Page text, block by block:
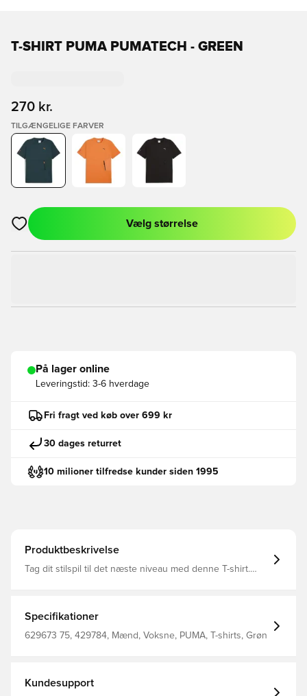
T-SHIRT PUMA PUMATECH - GREEN
270 kr.
TILGÆNGELIGE FARVER
Åbner en Modal til at logge ind eller tilmelde dig som medlem
Vælg størrelse
På lager online
Leveringstid: 3-6 hverdage
Fri fragt ved køb over 699 kr
30 dages returret
10 milioner tilfredse kunder siden 1995
Produktbeskrivelse
Tag dit stilspil til det næste niveau med denne T-shirt.
Mærk energien og kraften gennem din dag.
Regelmæssig pasform 160 g/m², enkelt jerseystof
Regelmæssig længde Rund hals Korte ærmer PUMA
Specifikationer
629673 75, 429784, Mænd, Voksne, PUMA, T-shirts, Grøn
Kundesupport